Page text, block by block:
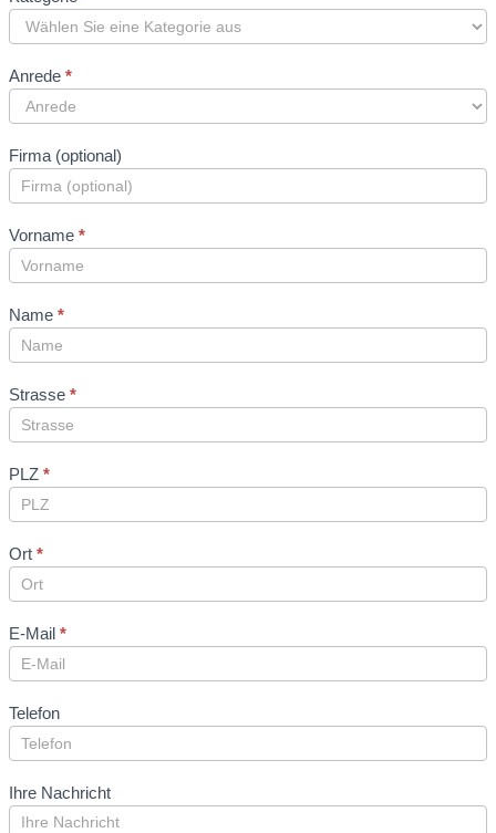
Mitglied
Formular
Anrede *
Firma (optional)
Vorname *
Name *
Strasse *
PLZ *
Ort *
E-Mail *
Telefon
Ihre Nachricht